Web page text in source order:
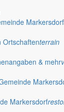
Markersdorf
Ortschaftenterrain
& mehr
Markersdorf